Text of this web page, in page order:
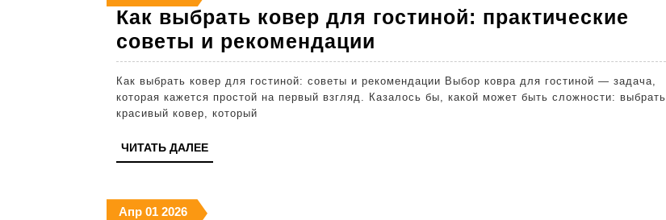
и
апреля
2026
апреля
2026
апреля
2026
Как выбрать ковер для гостиной: практические
советы и рекомендации
выбрать
ковер
Как выбрать ковер для гостиной: советы и рекомендации Выбор ковра для гостиной — задача,
которая кажется простой на первый взгляд. Казалось бы, какой может быть сложности: выбрать
красивый ковер, который
ЧИТАТЬ ДАЛЕЕЧИТАТЬ
ДАЛЕЕ
Апр101 120261